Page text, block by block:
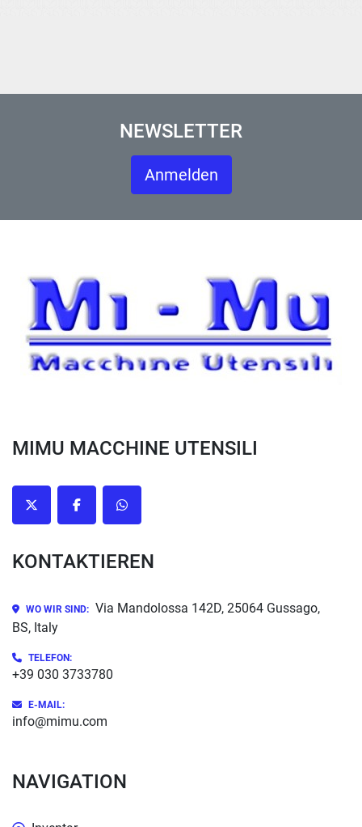
NEWSLETTER
Anmelden
MIMU MACCHINE UTENSILI
twitter facebookwhatsapp
KONTAKTIEREN
WO WIR SIND: Via Mandolossa 142D, 25064 Gussago,
BS, Italy
TELEFON:
+39 030 3733780
E-MAIL:
info@mimu.com
NAVIGATION